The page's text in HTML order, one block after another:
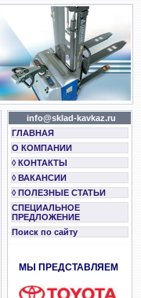
info@sklad-kavkaz.ru
ГЛАВНАЯ
О КОМПАНИИ
◊ КОНТАКТЫ
◊ ВАКАНСИИ
◊ ПОЛЕЗНЫЕ СТАТЬИ
СПЕЦИАЛЬНОЕ
ПРЕДЛОЖЕНИЕ
Поиск по сайту
МЫ ПРЕДСТАВЛЯЕМ